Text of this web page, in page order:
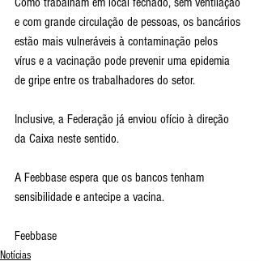
e com grande circulação de pessoas, os bancários
estão mais vulneráveis à contaminação pelos
vírus e a vacinação pode prevenir uma epidemia
de gripe entre os trabalhadores do setor.
Inclusive, a Federação já enviou ofício à direção
da Caixa neste sentido.
A Feebbase espera que os bancos tenham
sensibilidade e antecipe a vacina.
Feebbase
Notícias